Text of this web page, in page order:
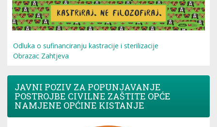
Odluka o sufinanciranju kastracije i sterilizacije
Obrazac Zahtjeva
JAVNI POZIV ZA POPUNJAVANJE
POSTROJBE CIVILNE ZAŠTITE OPĆE
NAMJENE OPĆINE KISTANJE